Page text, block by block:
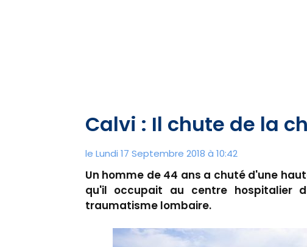
Calvi : Il chute de la
le Lundi 17 Septembre 2018 à 10:42
Un homme de 44 ans a chuté d'une
qu'il occupait au centre hospitalier
traumatisme lombaire.